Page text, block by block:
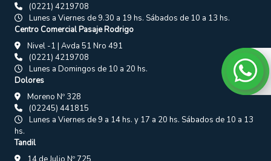
(0221) 4219708
Lunes a Viernes de 9.30 a 19 hs. Sábados de 10 a 13 hs.
Centro Comercial Pasaje Rodrigo
Nivel -1 | Avda 51 Nro 491
(0221) 4219708
Lunes a Domingos de 10 a 20 hs.
Dolores
Moreno Nº 328
(02245) 441815
Lunes a Viernes de 9 a 14 hs. y 17 a 20 hs. Sábados de 10 a 13
hs.
Tandil